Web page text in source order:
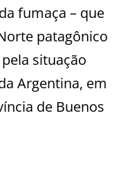
fumaça – que
patagônico
situação
Argentina, em
de Buenos